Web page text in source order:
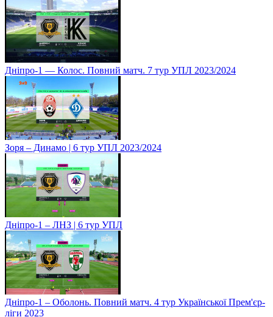
Дніпро-1 — Колос. Повний матч. 7 тур УПЛ 2023/2024
Зоря – Динамо | 6 тур УПЛ 2023/2024
Дніпро-1 – ЛНЗ | 6 тур УПЛ
Дніпро-1 – Оболонь. Повний матч. 4 тур Української Прем'єр-
ліги 2023